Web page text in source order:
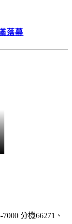
落幕
分機66271、